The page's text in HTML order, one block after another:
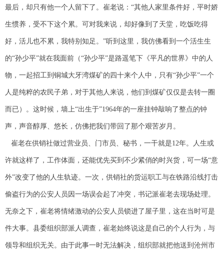
最后，却只有他一个人留下了。崔老说：“其他人家里条件好，平时娇
生惯养，受不下这个累。可对我来说，却好像到了天堂，吃饭吃得
好，活儿也不累，我特别知足。”听到这里，我仿佛看到一个活生生
的“孙少平”就在我面前（“孙少平”是路遥笔下《平凡的世界》中的人
物，一起招工到铜城大牙湾煤矿的四十来个人中，只有“孙少平”一个
人是纯粹的农民子弟，对于其他人来说，他们到煤矿仅仅是去转一圈
而已）。这时候，墙上“出生于”1964年的一座挂钟敲响了整点的钟
声，声音醇厚、悠长，仿佛把我们带回了那个艰苦岁月。
崔老在供销社做过营业员、门市员、秘书，一干就是12年。人生或
许就这样了，工作体面，还能优先买到不少紧俏的时兴货，可一场“意
外”改变了他的人生轨迹。一次，供销社的货运职工与在铁路沿线打击
偷盗行为的公安人员因一场误会起了冲突，书记派崔老去现场处理。
无奈之下，崔老将情绪激动的公安人员锁进了屋子里，这在当时可是
件大事。县委组织部派人调查，崔老始终说这是自己的个人行为，与
领导和组织无关。由于此事一时无法解决，组织部就把他送到沧州市